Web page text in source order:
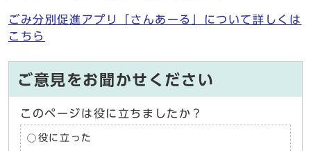
ごみ分別促進アプリ「さんあーる」について詳しくは
こちら
ご意見をお聞かせください
このページは役に立ちましたか？
役に立った